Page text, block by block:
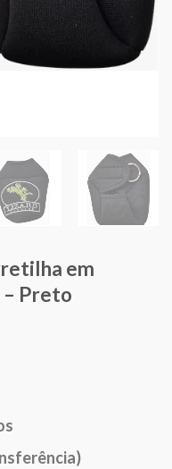
em
– Preto